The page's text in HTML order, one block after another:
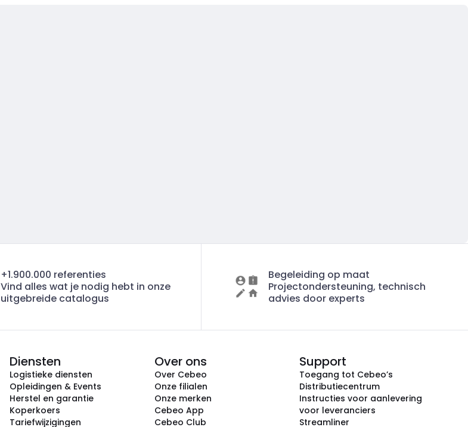
+1.900.000 referenties
Vind alles wat je nodig hebt in onze
uitgebreide catalogus
Begeleiding op maat
Projectondersteuning, technisch
advies door experts
Diensten
Logistieke diensten
Opleidingen & Events
Herstel en garantie
Koperkoers
Tariefwijzigingen
Over ons
Over Cebeo
Onze filialen
Onze merken
Cebeo App
Cebeo Club
Support
Toegang tot Cebeo’s
Distributiecentrum
Instructies voor aanlevering
voor leveranciers
Streamliner